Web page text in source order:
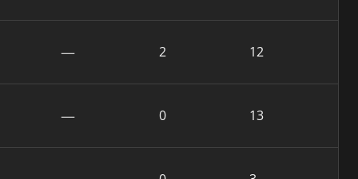
— 2 12
— 0 13